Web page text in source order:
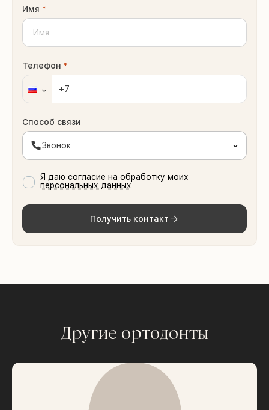
Имя *
Телефон *
Способ связи
Звонок
Я даю согласие на обработку моих
персональных данных
Получить контакт
Другие ортодонты